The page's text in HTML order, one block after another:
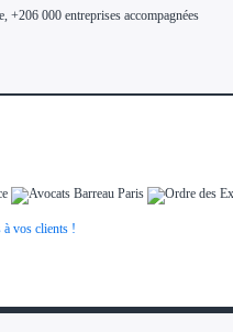
, +206 000 entreprises accompagnées
à vos clients !